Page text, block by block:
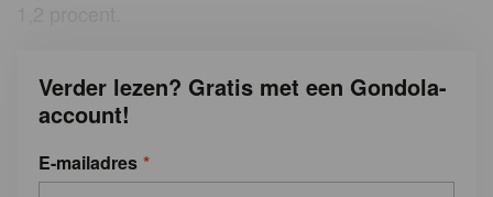
Verder lezen? Gratis met een Gondola-
account!
E-mailadres